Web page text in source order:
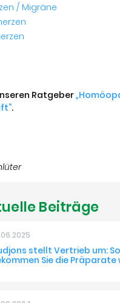
/ Migräne
Ratgeber
.
Beiträge
stellt Vertrieb um: So
Sie die Präparate